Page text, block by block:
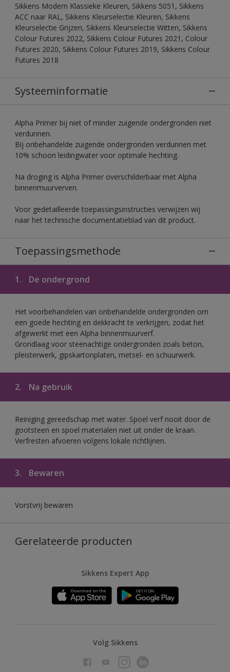
Sikkens Modern Klassieke Kleuren, Sikkens 5051, Sikkens
ACC naar RAL, Sikkens Kleurselectie Kleuren, Sikkens
Kleurselectie Grijzen, Sikkens Kleurselectie Witten, Sikkens
Colour Futures 2022, Sikkens Colour Futures 2021, Colour
Futures 2020, Sikkens Colour Futures 2019, Sikkens Colour
Futures 2018
Systeeminformatie
Alpha Primer bij niet of minder zuigende ondergronden niet
verdunnen.
Bij onbehandelde zuigende ondergronden verdunnen met
10% schoon leidingwater voor optimale hechting.
Na droging is Alpha Primer overschilderbaar met Alpha
binnenmuurverven.
Voor gedetailleerde toepassingsinstructies verwijzen wij
naar het technische documentatieblad van dit product.
Toepassingsmethode
1. De ondergrond
Het voorbehandelen van onbehandelde ondergronden om
een goede hechting en dekkracht te verkrijgen, zodat het
afgewerkt met een Alpha binnenmuurverf.
Grondlaag voor steenachtige ondergronden zoals beton,
pleisterwerk, gipskartonplaten, metsel- en schuurwerk.
2. Na gebruik
Reiniging gereedschap met water. Spoel verf nooit door de
gootsteen en spoel materialen niet uit onder de kraan.
Verfresten afvoeren volgens lokale richtlijnen.
3. Bewaren
Vorstvrij bewaren
Gerelateerde producten
Sikkens Expert App
Volg Sikkens